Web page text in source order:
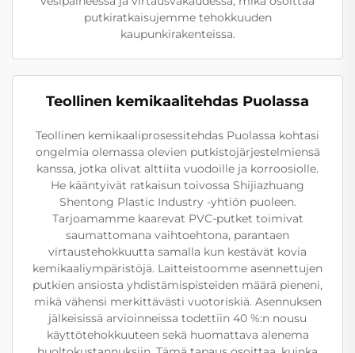
putkiratkaisujemme tehokkuuden
kaupunkirakenteissa.
Teollinen kemikaalitehdas Puolassa
Teollinen kemikaaliprosessitehdas Puolassa kohtasi
ongelmia olemassa olevien putkistojärjestelmiensä
kanssa, jotka olivat alttiita vuodoille ja korroosiolle.
He kääntyivät ratkaisun toivossa Shijiazhuang
Shentong Plastic Industry -yhtiön puoleen.
Tarjoamamme kaarevat PVC-putket toimivat
saumattomana vaihtoehtona, parantaen
virtaustehokkuutta samalla kun kestävät kovia
kemikaaliympäristöjä. Laitteistoomme asennettujen
putkien ansiosta yhdistämispisteiden määrä pieneni,
mikä vähensi merkittävästi vuotoriskiä. Asennuksen
jälkeisissä arvioinneissa todettiin 40 %:n nousu
käyttötehokkuuteen sekä huomattava alenema